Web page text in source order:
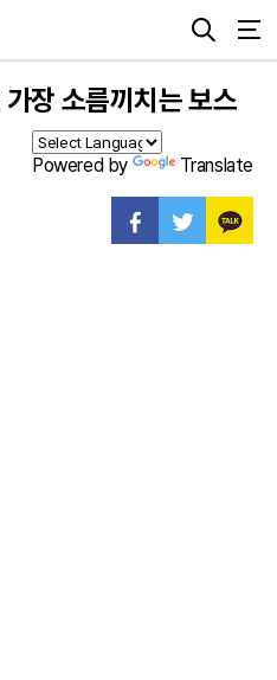
장 소름끼치는 보스
Powered by Translate